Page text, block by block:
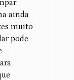
ainda
muito
pode